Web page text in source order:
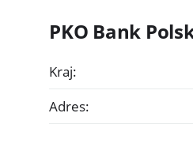
PKO Bank
Kraj:
Adres: